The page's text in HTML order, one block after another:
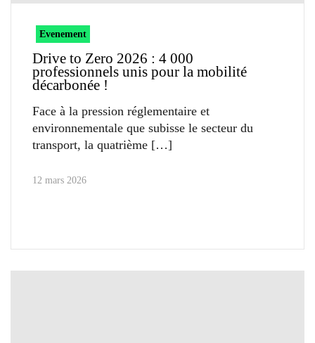
Evenement
Drive to Zero 2026 : 4 000
professionnels unis pour la mobilité
décarbonée !
Face à la pression réglementaire et
environnementale que subisse le secteur du
transport, la quatrième
12 mars 2026